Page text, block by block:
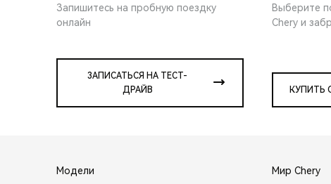
Запишитесь на пробную поездку
онлайн
ЗАПИСАТЬСЯ НА ТЕСТ-
ДРАЙВ
Выберите
Chery и
КУПИТЬ
Модели Мир Chery